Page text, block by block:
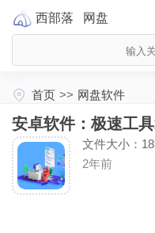
西部落 网盘
首页 >> 网盘软件
安卓软件：极速工
文件大小：
2年前